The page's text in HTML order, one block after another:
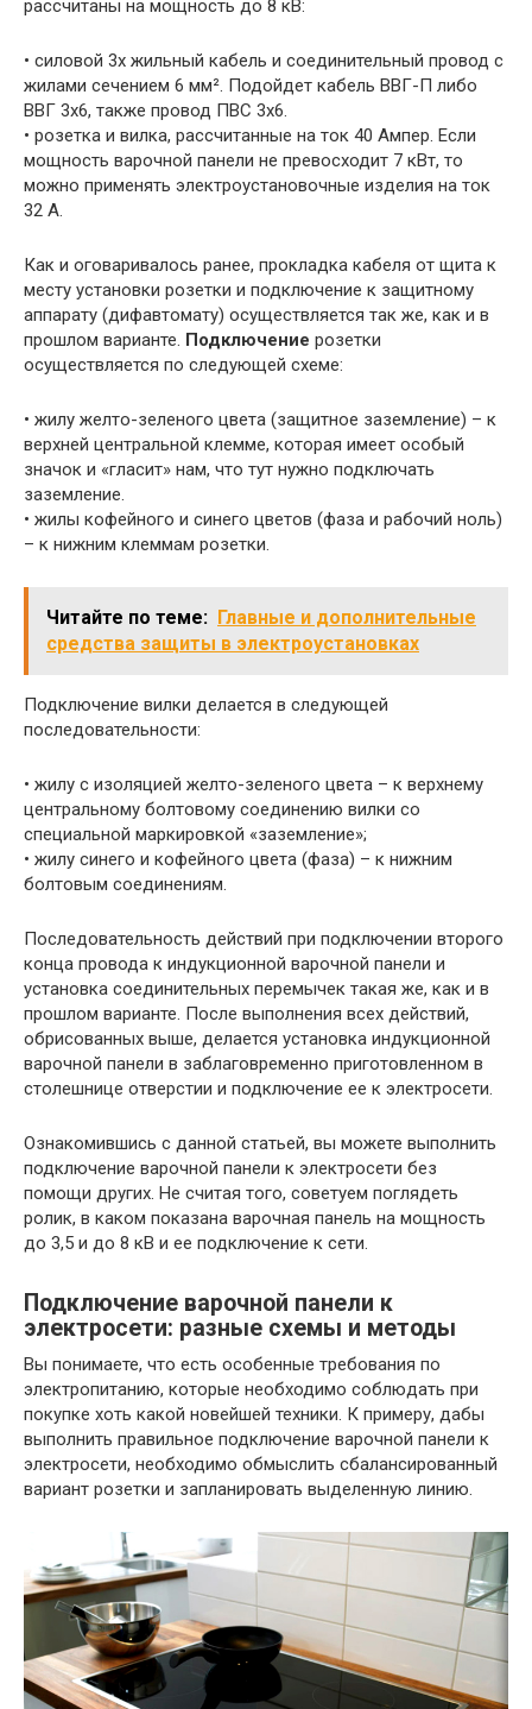
рассчитаны на мощность до 8 кВ:
• силовой 3х жильный кабель и соединительный провод с
жилами сечением 6 мм². Подойдет кабель ВВГ-П либо
ВВГ 3х6, также провод ПВС 3х6.
• розетка и вилка, рассчитанные на ток 40 Ампер. Если
мощность варочной панели не превосходит 7 кВт, то
можно применять электроустановочные изделия на ток
32 А.
Как и оговаривалось ранее, прокладка кабеля от щита к
месту установки розетки и подключение к защитному
аппарату (дифавтомату) осуществляется так же, как и в
прошлом варианте. Подключение розетки
осуществляется по следующей схеме:
• жилу желто-зеленого цвета (защитное заземление) – к
верхней центральной клемме, которая имеет особый
значок и «гласит» нам, что тут нужно подключать
заземление.
• жилы кофейного и синего цветов (фаза и рабочий ноль)
– к нижним клеммам розетки.
Читайте по теме: Главные и дополнительные
средства защиты в электроустановках
Подключение вилки делается в следующей
последовательности:
• жилу с изоляцией желто-зеленого цвета – к верхнему
центральному болтовому соединению вилки со
специальной маркировкой «заземление»;
• жилу синего и кофейного цвета (фаза) – к нижним
болтовым соединениям.
Последовательность действий при подключении второго
конца провода к индукционной варочной панели и
установка соединительных перемычек такая же, как и в
прошлом варианте. После выполнения всех действий,
обрисованных выше, делается установка индукционной
варочной панели в заблаговременно приготовленном в
столешнице отверстии и подключение ее к электросети.
Ознакомившись с данной статьей, вы можете выполнить
подключение варочной панели к электросети без
помощи других. Не считая того, советуем поглядеть
ролик, в каком показана варочная панель на мощность
до 3,5 и до 8 кВ и ее подключение к сети.
Подключение варочной панели к
электросети: разные схемы и методы
Вы понимаете, что есть особенные требования по
электропитанию, которые необходимо соблюдать при
покупке хоть какой новейшей техники. К примеру, дабы
выполнить правильное подключение варочной панели к
электросети, необходимо обмыслить сбалансированный
вариант розетки и запланировать выделенную линию.